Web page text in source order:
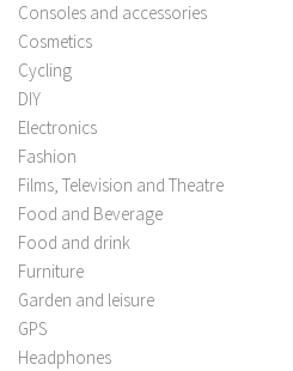
Consoles and accessories
Cosmetics
Cycling
DIY
Electronics
Fashion
Films, Television and Theatre
Food and Beverage
Food and drink
Furniture
Garden and leisure
GPS
Headphones